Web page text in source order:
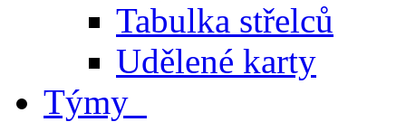
Tabulka střelců
Udělené karty
Týmy